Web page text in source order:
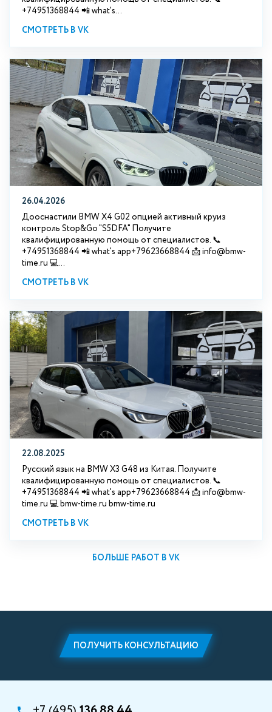
+74951368844 📲 what's...
СМОТРЕТЬ В VK
26.04.2026
Дооснастили BMW X4 G02 опцией активный круиз
контроль Stop&Go "S5DFA" Получите
квалифицированную помощь от специалистов. 📞
+74951368844 📲 what's app+79623668844 📩 info@bmw-
time.ru 💻...
СМОТРЕТЬ В VK
22.08.2025
Русский язык на BMW X3 G48 из Китая. Получите
квалифицированную помощь от специалистов. 📞
+74951368844 📲 what's app+79623668844 📩 info@bmw-
time.ru 💻 bmw-time.ru bmw-time.ru
СМОТРЕТЬ В VK
БОЛЬШЕ РАБОТ В VK
ПОЛУЧИТЬ КОНСУЛЬТАЦИЮ